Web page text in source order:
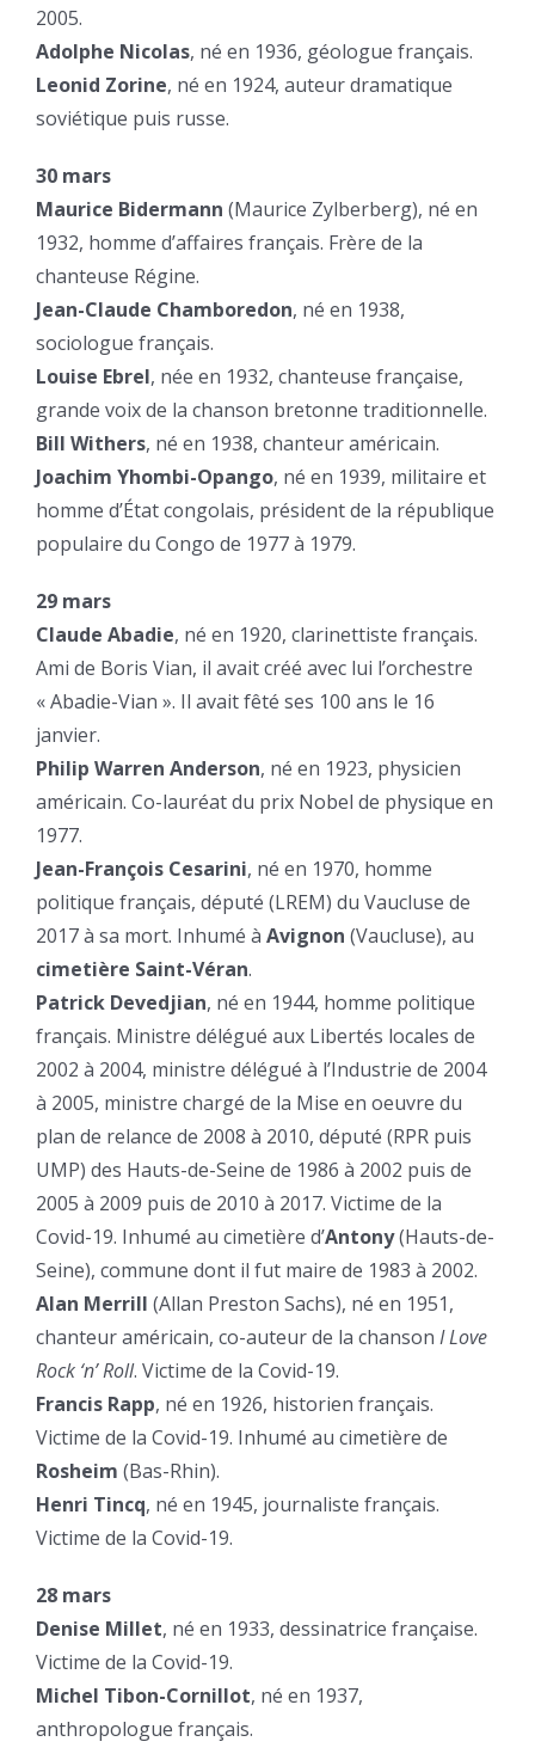
2005.
Adolphe Nicolas, né en 1936, géologue français.
Leonid Zorine, né en 1924, auteur dramatique
soviétique puis russe.
30 mars
Maurice Bidermann (Maurice Zylberberg), né en
1932, homme d’affaires français. Frère de la
chanteuse Régine.
Jean-Claude Chamboredon, né en 1938,
sociologue français.
Louise Ebrel, née en 1932, chanteuse française,
grande voix de la chanson bretonne traditionnelle.
Bill Withers, né en 1938, chanteur américain.
Joachim Yhombi-Opango, né en 1939, militaire et
homme d’État congolais, président de la république
populaire du Congo de 1977 à 1979.
29 mars
Claude Abadie, né en 1920, clarinettiste français.
Ami de Boris Vian, il avait créé avec lui l’orchestre
« Abadie-Vian ». Il avait fêté ses 100 ans le 16
janvier.
Philip Warren Anderson, né en 1923, physicien
américain. Co-lauréat du prix Nobel de physique en
1977.
Jean-François Cesarini, né en 1970, homme
politique français, député (LREM) du Vaucluse de
2017 à sa mort. Inhumé à Avignon (Vaucluse), au
cimetière Saint-Véran.
Patrick Devedjian, né en 1944, homme politique
français. Ministre délégué aux Libertés locales de
2002 à 2004, ministre délégué à l’Industrie de 2004
à 2005, ministre chargé de la Mise en oeuvre du
plan de relance de 2008 à 2010, député (RPR puis
UMP) des Hauts-de-Seine de 1986 à 2002 puis de
2005 à 2009 puis de 2010 à 2017. Victime de la
Covid-19. Inhumé au cimetière d’Antony(Hauts-de-
Seine), commune dont il fut maire de 1983 à 2002.
Alan Merrill (Allan Preston Sachs), né en 1951,
chanteur américain, co-auteur de la chanson I Love
Rock ‘n’ Roll. Victime de la Covid-19.
Francis Rapp, né en 1926, historien français.
Victime de la Covid-19. Inhumé au cimetière de
Rosheim (Bas-Rhin).
Henri Tincq, né en 1945, journaliste français.
Victime de la Covid-19.
28 mars
Denise Millet, né en 1933, dessinatrice française.
Victime de la Covid-19.
Michel Tibon-Cornillot, né en 1937,
anthropologue français.